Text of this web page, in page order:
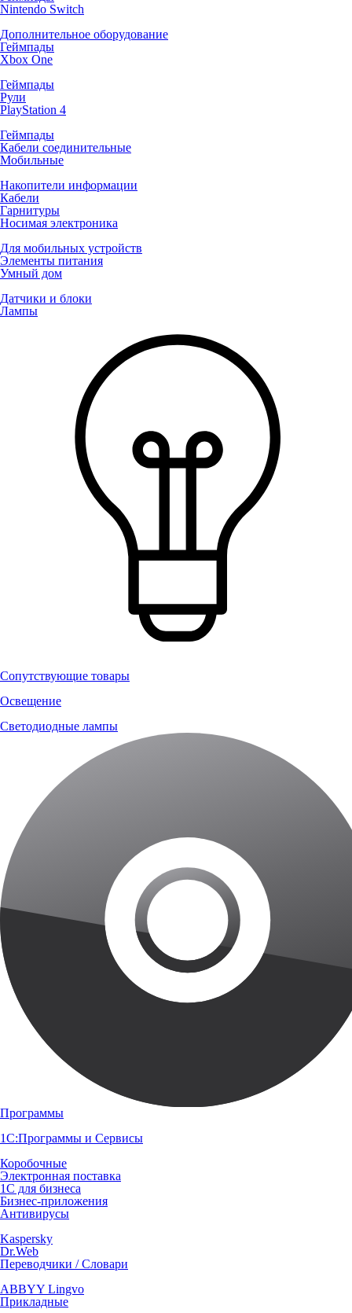
Nintendo Switch
Дополнительное оборудование
Геймпады
Xbox One
Геймпады
Рули
PlayStation 4
Геймпады
Кабели соединительные
Мобильные
Накопители информации
Кабели
Гарнитуры
Носимая электроника
Для мобильных устройств
Элементы питания
Умный дом
Датчики и блоки
Лампы
Сопутствующие товары
Освещение
Светодиодные лампы
Программы
1С:Программы и Сервисы
Коробочные
Электронная поставка
1С для бизнеса
Бизнес-приложения
Антивирусы
Kaspersky
Dr.Web
Переводчики / Словари
ABBYY Lingvo
Прикладные